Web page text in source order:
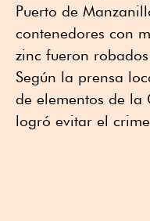
Puerto de
contenedores con
zinc fueron
Según la prensa
de elementos de
logró evitar el